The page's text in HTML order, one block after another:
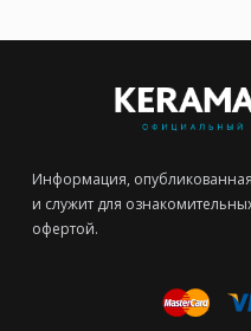
Информация,
и служит для
офертой.